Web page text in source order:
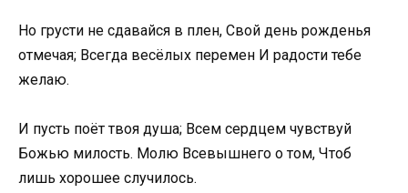
Но грусти не сдавайся в плен, Свой день рожденья
отмечая; Всегда весёлых перемен И радости тебе
желаю.
И пусть поёт твоя душа; Всем сердцем чувствуй
Божью милость. Молю Всевышнего о том, Чтоб
лишь хорошее случилось.